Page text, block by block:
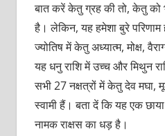
बात करें केतु ग्रह की तो, केतु को
है। लेकिन, यह हमेशा बुरे परिणाम
ज्योतिष में केतु अध्यात्म, मोक्ष,
यह धनु राशि में उच्च और मिथुन
सभी 27 नक्षत्रों में केतु देव मघा,
स्वामी हैं। बता दें कि यह एक
नामक राक्षस का धड़ है।